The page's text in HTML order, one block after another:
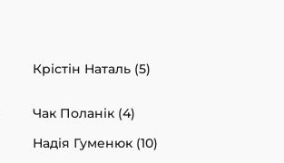
Крістін Наталь (5)
Чак Поланік (4)
Надія Гуменюк (10)